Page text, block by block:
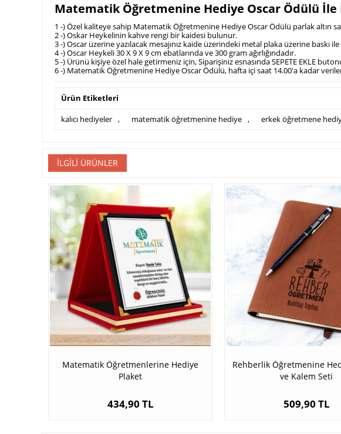
Matematik Öğretmenine Hediye Oscar Ödülü
1 -) Özel kaliteye sahip Matematik Öğretmenine Hediye Oscar Ödülü parlak altın
2 -) Oskar Heykelinin kahve rengi bir kaidesi bulunur.
3 -) Oscar üzerine yazılacak mesajınız kaide üzerindeki metal plaka üzerine baskı ile
4 -) Oscar Heykeli 30 X 9 X 9 cm ebatlarında ve 300 gram ağırlığındadır.
5 -) Ürünü kişiye özel hale getirmeniz için, Siparişiniz esnasında SEPETE EKLE
6 -) Matematik Öğretmenine Hediye Oscar Ödülü, hafta içi saat 14.00'a kadar
Ürün Etiketleri
kalıcı hediyeler , matematik öğretmenine hediye , erkek öğretmene
İLGILI ÜRÜNLER
Matematik Öğretmenlerine Hediye
Plaket
434,90 TL
Rehberlik Öğretmenine
ve Kalem Seti
509,90 TL